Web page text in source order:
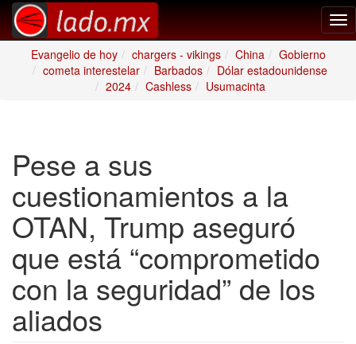
Evangelio de hoy
chargers - vikings China
Gobierno
cometa interestelar
Barbados
Dólar estadounidense
2024
Cashless Usumacinta
Pese a sus
cuestionamientos a la
OTAN, Trump aseguró
que está “comprometido
con la seguridad” de los
aliados